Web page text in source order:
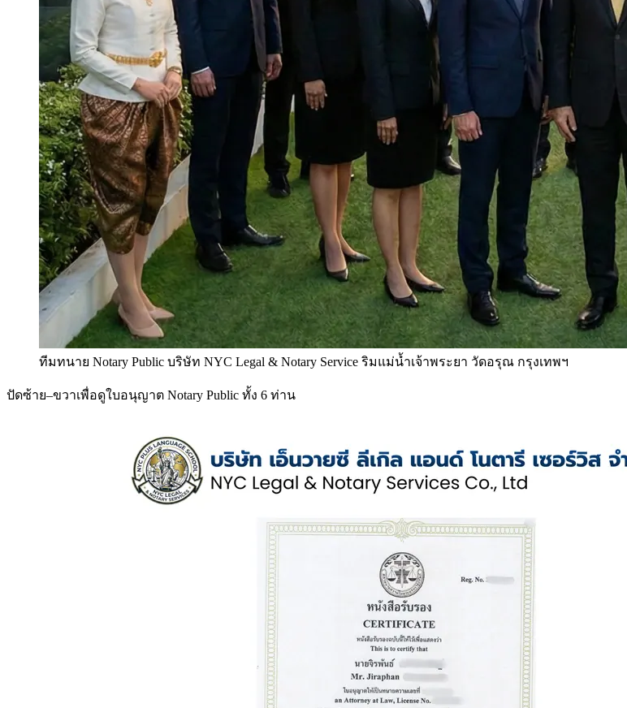
ทีมทนาย Notary Public บริษัท NYC Legal & Notary Service ริมแม่น้ำเจ้าพระยา วัดอรุณ กรุงเทพฯ
ปัดซ้าย–ขวาเพื่อดูใบอนุญาต Notary Public ทั้ง 6 ท่าน